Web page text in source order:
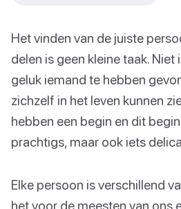
Het vinden van de juiste
delen is geen kleine taak.
geluk iemand te hebben
zichzelf in het leven kunnen
hebben een begin en dit
prachtigs, maar ook iets
Elke persoon is verschillend
het voor de meesten van ons